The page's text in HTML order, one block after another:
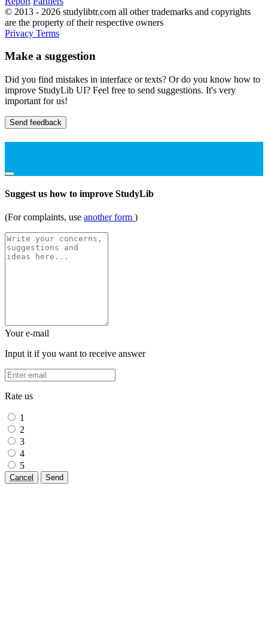
© 2013 - 2026 studylibtr.com all other trademarks and copyrights
are the property of their respective owners
Privacy Terms
Make a suggestion
Did you find mistakes in interface or texts? Or do you know how to
improve StudyLib UI? Feel free to send suggestions. It's very
important for us!
Send feedback
Suggest us how to improve StudyLib
(For complaints, use another form )
Your e-mail
Input it if you want to receive answer
Rate us
1
2
3
4
5
Cancel Send